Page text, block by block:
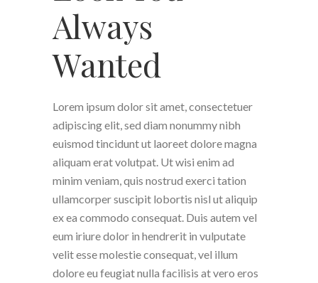
Always
Wanted
Lorem ipsum dolor sit amet, consectetuer
adipiscing elit, sed diam nonummy nibh
euismod tincidunt ut laoreet dolore magna
aliquam erat volutpat. Ut wisi enim ad
minim veniam, quis nostrud exerci tation
ullamcorper suscipit lobortis nisl ut aliquip
ex ea commodo consequat. Duis autem vel
eum iriure dolor in hendrerit in vulputate
velit esse molestie consequat, vel illum
dolore eu feugiat nulla facilisis at vero eros